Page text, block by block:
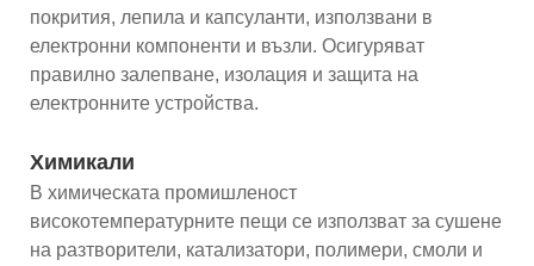
покрития, лепила и капсуланти, използвани в
електронни компоненти и възли. Осигуряват
правилно залепване, изолация и защита на
електронните устройства.
Химикали
В химическата промишленост
високотемпературните пещи се използват за сушене
на разтворители, катализатори, полимери, смоли и